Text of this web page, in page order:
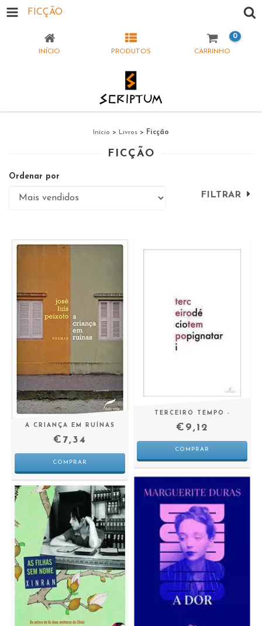
FICÇÃO
INÍCIO PRODUTOS CARRINHO
0
Início > Livros > Ficção
FICÇÃO
Ordenar por
FILTRAR
A CRIANÇA EM RUÍNAS
€7,34
TERCEIRO TEMPO -
€9,12